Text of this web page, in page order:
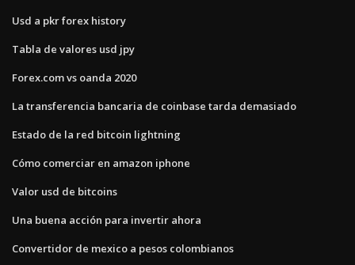
Usd a pkr forex history
Tabla de valores usd jpy
Forex.com vs oanda 2020
La transferencia bancaria de coinbase tarda demasiado
Estado de la red bitcoin lightning
Cómo comerciar en amazon iphone
Valor usd de bitcoins
Una buena acción para invertir ahora
Convertidor de mexico a pesos colombianos